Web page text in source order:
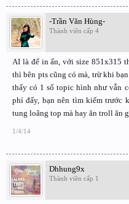
-Trần Văn Hùng-
Thành viên cấp 4
AI là để in ấn, với size 851x315
thì bên pts cũng có mà, trừ khi
thấy có 1 số topic hình như vẫn
phí đấy, bạn nên tìm kiếm trước
tung loãng top mà hay ăn troll ăn
1/4/14
Dhhung9x
Thành viên cấp 1